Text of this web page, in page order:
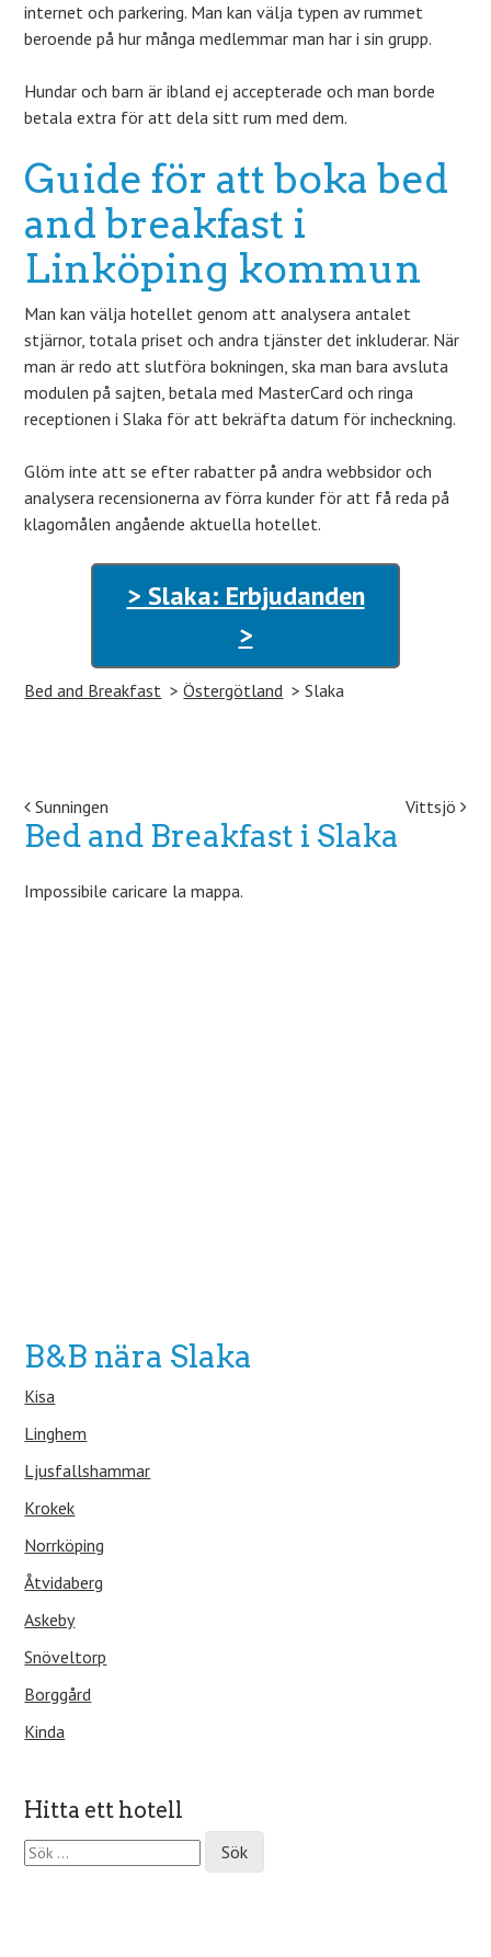
internet och parkering. Man kan välja typen av rummet
beroende på hur många medlemmar man har i sin grupp.
Hundar och barn är ibland ej accepterade och man borde
betala extra för att dela sitt rum med dem.
Guide för att boka bed
and breakfast i
Linköping kommun
Man kan välja hotellet genom att analysera antalet
stjärnor, totala priset och andra tjänster det inkluderar. När
man är redo att slutföra bokningen, ska man bara avsluta
modulen på sajten, betala med MasterCard och ringa
receptionen i Slaka för att bekräfta datum för incheckning.
Glöm inte att se efter rabatter på andra webbsidor och
analysera recensionerna av förra kunder för att få reda på
klagomålen angående aktuella hotellet.
> Slaka: Erbjudanden
>
Bed and Breakfast Östergötland Slaka
Post navigation
Sunningen Vittsjö
Bed and Breakfast i Slaka
Impossibile caricare la mappa.
B&B nära Slaka
Kisa
Linghem
Ljusfallshammar
Krokek
Norrköping
Åtvidaberg
Askeby
Snöveltorp
Borggård
Kinda
Hitta ett hotell
S
ö